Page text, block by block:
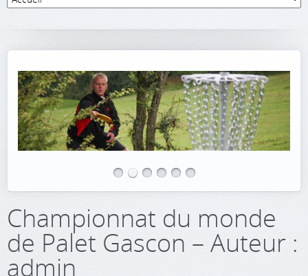
Championnat du monde
de Palet Gascon – Auteur :
admin